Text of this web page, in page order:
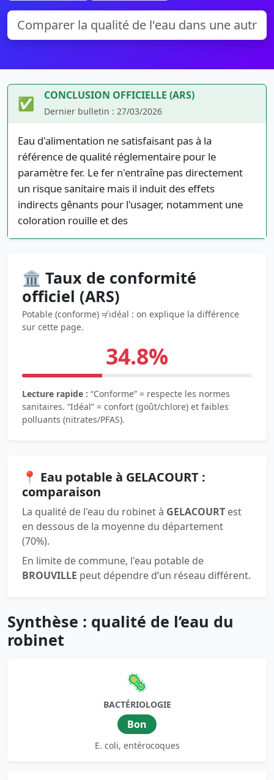
✅ CONCLUSION OFFICIELLE (ARS)
Dernier bulletin : 27/03/2026
Eau d'alimentation ne satisfaisant pas à la
référence de qualité réglementaire pour le
paramètre fer. Le fer n'entraîne pas directement
un risque sanitaire mais il induit des effets
indirects gênants pour l'usager, notamment une
coloration rouille et des
🏛️ Taux de conformité
officiel (ARS)
Potable (conforme) ≠ idéal : on explique la différence
sur cette page.
34.8%
Lecture rapide : “Conforme” = respecte les normes
sanitaires. “Idéal” = confort (goût/chlore) et faibles
polluants (nitrates/PFAS).
📍 Eau potable à GELACOURT :
comparaison
La qualité de l'eau du robinet à GELACOURT est
en dessous de la moyenne du département
(70%).
En limite de commune, l'eau potable de
BROUVILLE peut dépendre d’un réseau différent.
Synthèse : qualité de l’eau du
robinet
🦠
BACTÉRIOLOGIE
Bon
E. coli, entérocoques